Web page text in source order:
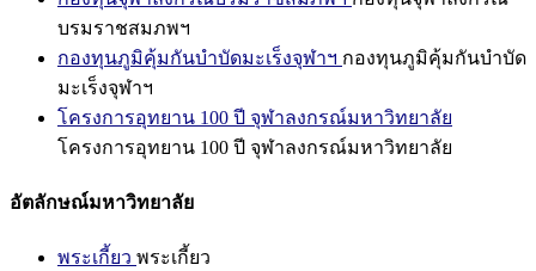
บรมราชสมภพฯ
กองทุนภูมิคุ้มกันบำบัดมะเร็งจุฬาฯ กองทุนภูมิคุ้มกันบำบัด
มะเร็งจุฬาฯ
โครงการอุทยาน 100 ปี จุฬาลงกรณ์มหาวิทยาลัย
โครงการอุทยาน 100 ปี จุฬาลงกรณ์มหาวิทยาลัย
อัตลักษณ์มหาวิทยาลัย
พระเกี้ยว พระเกี้ยว